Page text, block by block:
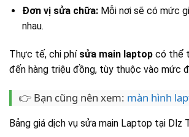
Đơn vị sửa chữa:Mỗi nơi sẽ có mức
nhau.
Thực tế, chi phí sửa main laptop có thể
đến hàng triệu đồng, tùy thuộc vào mức
👉 Bạn cũng nên xem: màn hình
Bảng giá dịch vụ sửa main Laptop tại Dlz